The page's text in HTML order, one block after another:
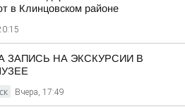
в Клинцовском районе
ЗАПИСЬ НА ЭКСКУРСИИ В
Вчера, 17:49